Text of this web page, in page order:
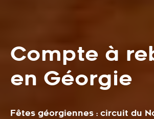
Compte à
en Géorgie
Fêtes géorgiennes : circuit du